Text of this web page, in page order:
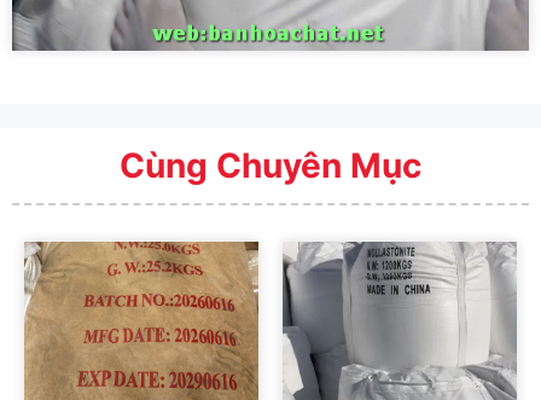
Cùng Chuyên Mục